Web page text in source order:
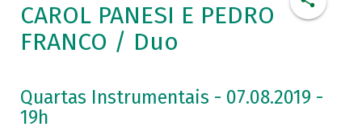
CAROL PANESI E PEDRO
FRANCO / Duo
Quartas Instrumentais - 07.08.2019 -
19h